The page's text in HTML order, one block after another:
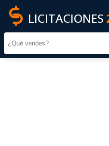
LICITACIONES